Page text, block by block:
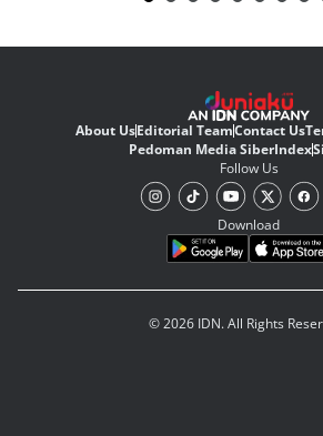
About UsEditorial TeamContact Us
Pedoman Media SiberIndex
Follow Us
Download
© 2026 IDN. All Rights